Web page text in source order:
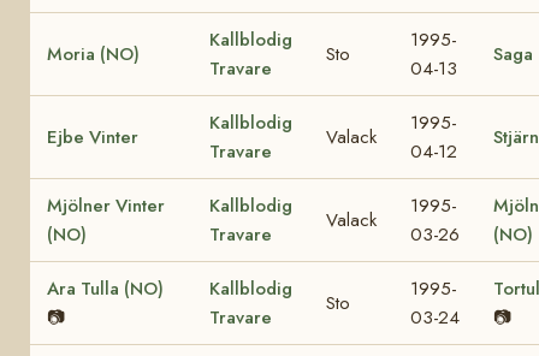
Moria (NO)
Kallblodig
Travare
Sto
1995-
04-13
Ejbe Vinter
Kallblodig
Travare
Valack
1995-
04-12
Mjölner Vinter
(NO)
Kallblodig
Travare
Valack
1995-
03-26
(NO)
Ara Tulla (NO)
📷
Kallblodig
Travare
Sto
1995-
03-24
📷